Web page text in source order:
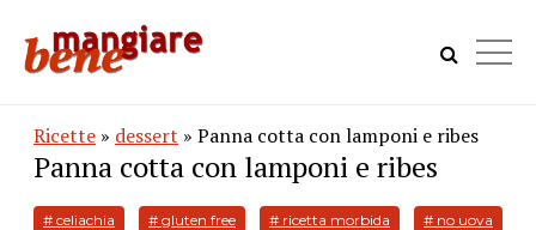
Ricette » dessert » Panna cotta con lamponi e ribes
Panna cotta con lamponi e ribes
# celiachia # gluten free # ricetta morbida # no uova